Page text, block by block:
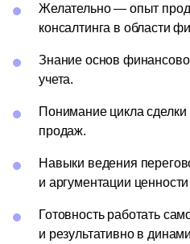
Желательно — опыт
консалтинга в области
Знание основ
учета.
Понимание цикла
продаж.
Навыки ведения
и аргументации
Готовность работать
и результативно в